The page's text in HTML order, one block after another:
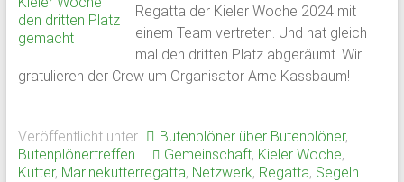
Regatta der Kieler Woche 2024 mit
einem Team vertreten. Und hat gleich
mal den dritten Platz abgeräumt. Wir
gratulieren der Crew um Organisator Arne Kassbaum!
Veröffentlicht unter Butenplöner über Butenplöner,
Butenplönertreffen
Gemeinschaft, Kieler Woche,
Kutter, Marinekutterregatta, Netzwerk, Regatta, Segeln